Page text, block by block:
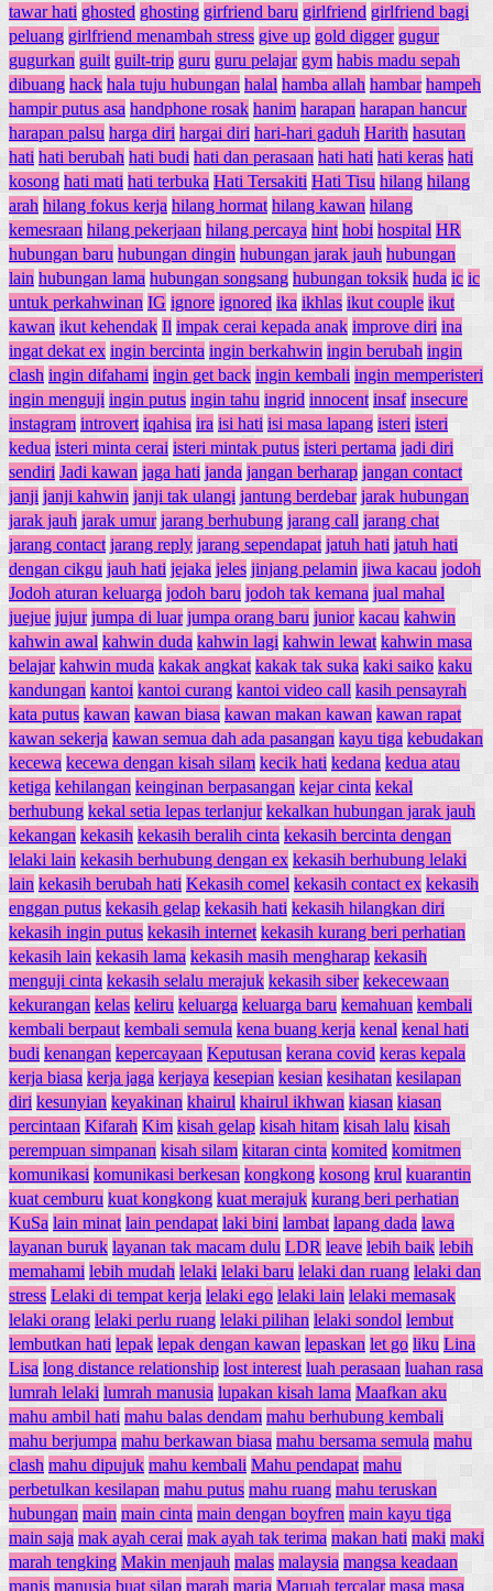
tawar hati ghosted ghosting girfriend baru girlfriend girlfriend bagi
peluang girlfriend menambah stress give up gold digger gugur
gugurkan guilt guilt-trip guru guru pelajar gym habis madu sepah
dibuang hack hala tuju hubungan halal hamba allah hambar hampeh
hampir putus asa handphone rosak hanim harapan harapan hancur
harapan palsu harga diri hargai diri hari-hari gaduh Harith hasutan
hati hati berubah hati budi hati dan perasaan hati hati hati keras hati
kosong hati mati hati terbuka Hati Tersakiti Hati Tisu hilang hilang
arah hilang fokus kerja hilang hormat hilang kawan hilang
kemesraan hilang pekerjaan hilang percaya hint hobi hospital HR
hubungan baru hubungan dingin hubungan jarak jauh hubungan
lain hubungan lama hubungan songsang hubungan toksik huda ic ic
untuk perkahwinan IG ignore ignored ika ikhlas ikut couple ikut
kawan ikut kehendak Il impak cerai kepada anak improve diri ina
ingat dekat ex ingin bercinta ingin berkahwin ingin berubah ingin
clash ingin difahami ingin get back ingin kembali ingin memperisteri
ingin menguji ingin putus ingin tahu ingrid innocent insaf insecure
instagram introvert iqahisa ira isi hati isi masa lapang isteri isteri
kedua isteri minta cerai isteri mintak putus isteri pertama jadi diri
sendiri Jadi kawan jaga hati janda jangan berharap jangan contact
janji janji kahwin janji tak ulangi jantung berdebar jarak hubungan
jarak jauh jarak umur jarang berhubung jarang call jarang chat
jarang contact jarang reply jarang sependapat jatuh hati jatuh hati
dengan cikgu jauh hati jejaka jeles jinjang pelamin jiwa kacau jodoh
Jodoh aturan keluarga jodoh baru jodoh tak kemana jual mahal
juejue jujur jumpa di luar jumpa orang baru junior kacau kahwin
kahwin awal kahwin duda kahwin lagi kahwin lewat kahwin masa
belajar kahwin muda kakak angkat kakak tak suka kaki saiko kaku
kandungan kantoi kantoi curang kantoi video call kasih pensayrah
kata putus kawan kawan biasa kawan makan kawan kawan rapat
kawan sekerja kawan semua dah ada pasangan kayu tiga kebudakan
kecewa kecewa dengan kisah silam kecik hati kedana kedua atau
ketiga kehilangan keinginan berpasangan kejar cinta kekal
berhubung kekal setia lepas terlanjur kekalkan hubungan jarak jauh
kekangan kekasih kekasih beralih cinta kekasih bercinta dengan
lelaki lain kekasih berhubung dengan ex kekasih berhubung lelaki
lain kekasih berubah hati Kekasih comel kekasih contact ex kekasih
enggan putus kekasih gelap kekasih hati kekasih hilangkan diri
kekasih ingin putus kekasih internet kekasih kurang beri perhatian
kekasih lain kekasih lama kekasih masih mengharap kekasih
menguji cinta kekasih selalu merajuk kekasih siber kekecewaan
kekurangan kelas keliru keluarga keluarga baru kemahuan kembali
kembali berpaut kembali semula kena buang kerja kenal kenal hati
budi kenangan kepercayaan Keputusan kerana covid keras kepala
kerja biasa kerja jaga kerjaya kesepian kesian kesihatan kesilapan
diri kesunyian keyakinan khairul khairul ikhwan kiasan kiasan
percintaan Kifarah Kim kisah gelap kisah hitam kisah lalu kisah
perempuan simpanan kisah silam kitaran cinta komited komitmen
komunikasi komunikasi berkesan kongkong kosong krul kuarantin
kuat cemburu kuat kongkong kuat merajuk kurang beri perhatian
KuSa lain minat lain pendapat laki bini lambat lapang dada lawa
layanan buruk layanan tak macam dulu LDR leave lebih baik lebih
memahami lebih mudah lelaki lelaki baru lelaki dan ruang lelaki dan
stress Lelaki di tempat kerja lelaki ego lelaki lain lelaki memasak
lelaki orang lelaki perlu ruang lelaki pilihan lelaki sondol lembut
lembutkan hati lepak lepak dengan kawan lepaskan let go liku Lina
Lisa long distance relationship lost interest luah perasaan luahan rasa
lumrah lelaki lumrah manusia lupakan kisah lama Maafkan aku
mahu ambil hati mahu balas dendam mahu berhubung kembali
mahu berjumpa mahu berkawan biasa mahu bersama semula mahu
clash mahu dipujuk mahu kembali Mahu pendapat mahu
perbetulkan kesilapan mahu putus mahu ruang mahu teruskan
hubungan main main cinta main dengan boyfren main kayu tiga
main saja mak ayah cerai mak ayah tak terima makan hati maki maki
marah tengking Makin menjauh malas malaysia mangsa keadaan
manis manusia buat silap marah maria Maruah tercalar masa masa